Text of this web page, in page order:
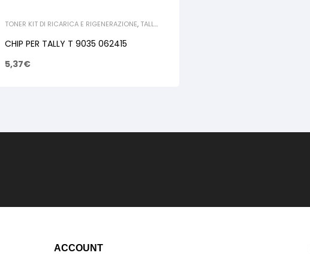
TONER KIT DI RICARICA E RIGENERAZIONE, TALLY
CHIP PER TALLY T 9035 062415
5,37€
ACCOUNT